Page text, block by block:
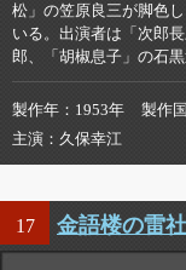
松」の笠原良三が脚色
いる。出演者は「次郎
郎、「胡椒息子」の石黒
製作年 1953年 製作国
主演
久保幸江
17 金語楼の雷